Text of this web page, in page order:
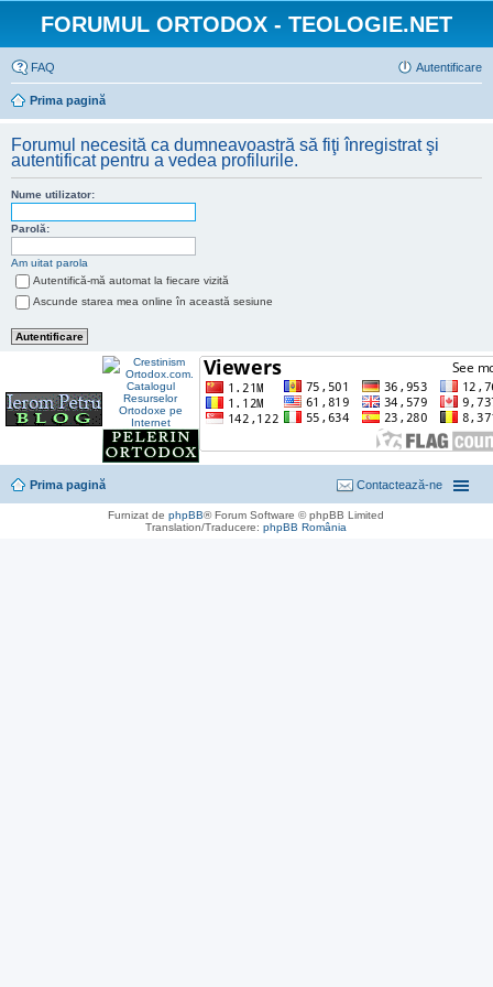
FORUMUL ORTODOX - TEOLOGIE.NET
FAQ Autentificare
Prima pagină
Forumul necesită ca dumneavoastră să fiţi înregistrat şi
autentificat pentru a vedea profilurile.
Nume utilizator:
Parolă:
Am uitat parola
Autentifică-mă automat la fiecare vizită
Ascunde starea mea online în această sesiune
Prima pagină Contactează-ne
Furnizat dephpBB® Forum Software © phpBB Limited
Translation/Traducere:phpBB România